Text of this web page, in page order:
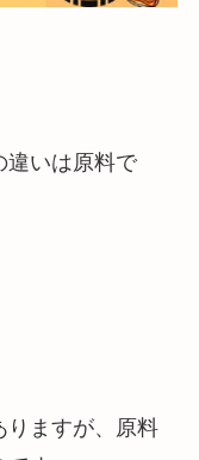
違いは原料で
りますが、原料